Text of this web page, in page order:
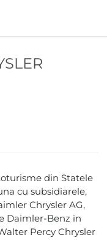
din Statele
cu subsidiarele,
Chrysler AG,
Daimler-Benz in
Percy Chrysler